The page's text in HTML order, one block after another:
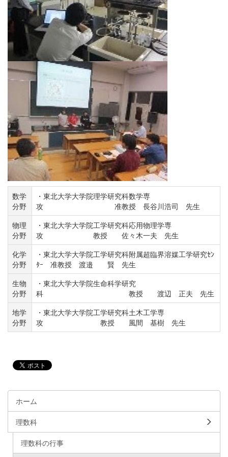
数学
分野
・東北大学大学院理学研究科数学専
攻 准教授 長谷川浩司 先生
物理
分野
・東北大学大学院工学研究科応用物理学専
攻 教授 佐々木一夫 先生
化学
分野
・東北大学大学院工学研究科附属超臨界溶媒工学研究ｾﾝ
ﾀｰ 准教授 渡邉 賢 先生
生物
分野
・東北大学大学院生命科学研究
科 教授 渡辺 正夫 先生
地学
分野
・東北大学大学院工学研究科土木工学専
攻 教授 風間 基樹 先生
ホーム
理数科
理数科の行事